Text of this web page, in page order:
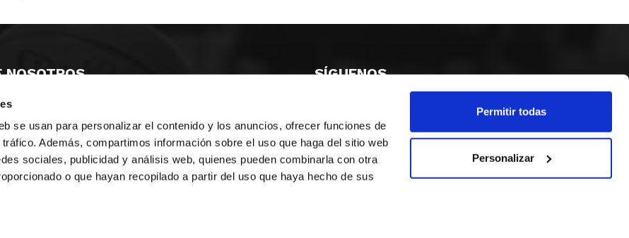
se usan para personalizar el contenido y los anuncios, ofrecer funciones de
Además, compartimos información sobre el uso que haga del sitio web
sociales, publicidad y análisis web, quienes pueden combinarla con otra
o que hayan recopilado a partir del uso que haya hecho de sus
Permitir todas
Personalizar
NOSOTROS
MONESTIR DE POBLET 14 1ª 3º
CIUDAD DE MATANZAS 12
fbcv@fbcv.es
SÍGUENOS